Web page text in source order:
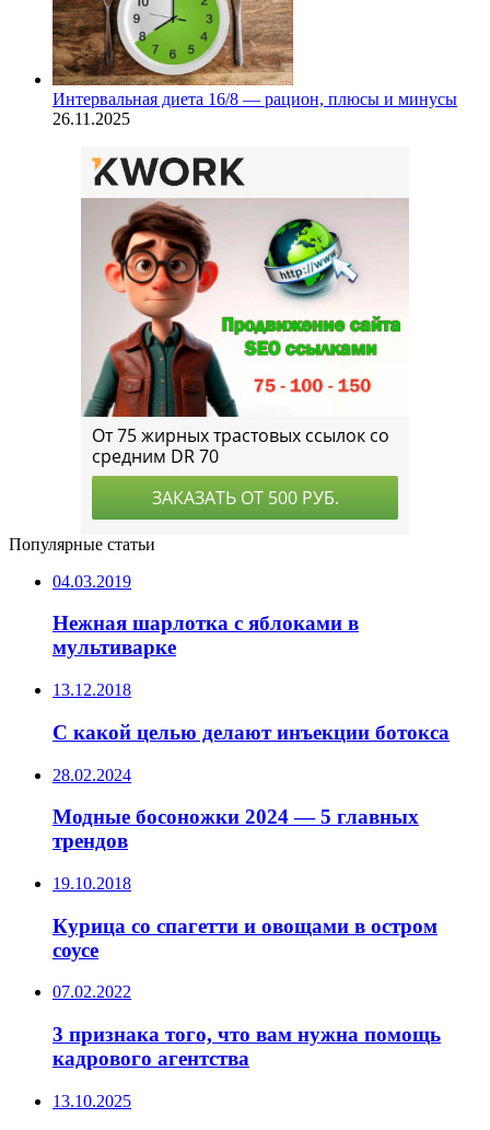
Интервальная диета 16/8 — рацион, плюсы и минусы
26.11.2025
Популярные статьи
04.03.2019
Нежная шарлотка с яблоками в
мультиварке
13.12.2018
С какой целью делают инъекции ботокса
28.02.2024
Модные босоножки 2024 — 5 главных
трендов
19.10.2018
Курица со спагетти и овощами в остром
соусе
07.02.2022
3 признака того, что вам нужна помощь
кадрового агентства
13.10.2025